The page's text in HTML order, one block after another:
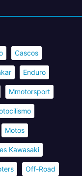
Cascos
Enduro
Mmotorsport
Motos
Kawasaki
Off-Road